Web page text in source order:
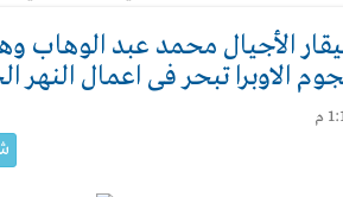
الأجيال محمد عبد الوهاب
الاوبرا تبحر فى اعمال النهر